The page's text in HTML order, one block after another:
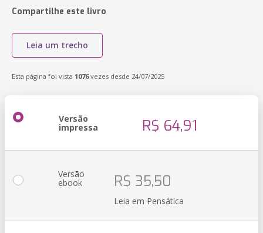
Compartilhe este livro
Leia um trecho
Esta página foi vista 1076vezes desde 24/07/2025
Versão
impressa R$ 64,91
Versão
ebook R$ 35,50
Leia em Pensática